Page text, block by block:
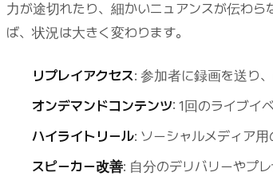
力が途切れたり、細かいニュアンスが伝わ
ば、状況は大きく変わります。
リプレイアクセス: 参加者に録画を送り
オンデマンドコンテンツ: 1回のライブイ
ハイライトリール: ソーシャルメディア
スピーカー改善: 自分のデリバリーやプ